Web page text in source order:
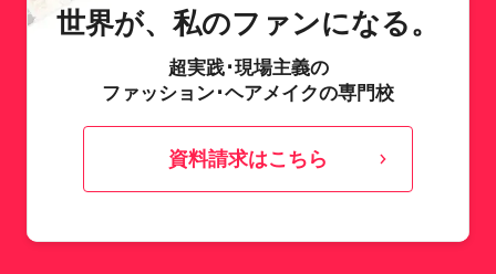
世界が、私のファンになる。
超実践･現場主義の
ファッション･ヘアメイクの専門校
資料請求はこちら